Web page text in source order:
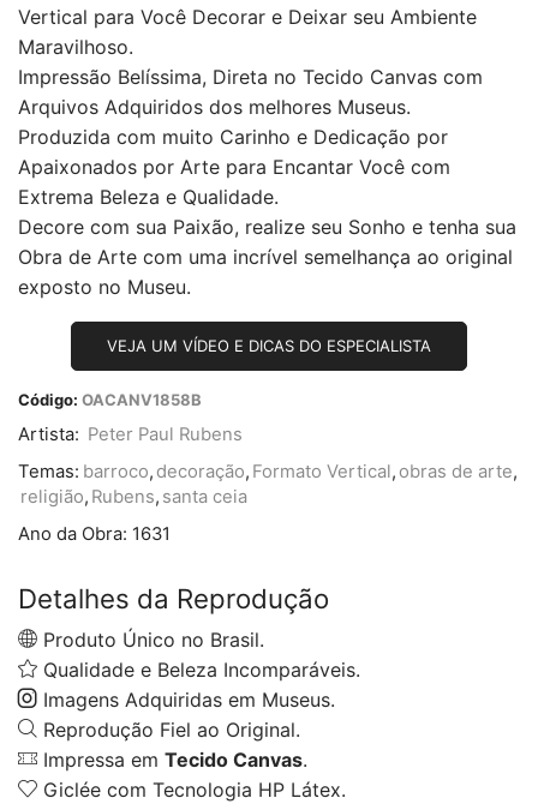
Vertical para Você Decorar e Deixar seu Ambiente
Maravilhoso.
Impressão Belíssima, Direta no Tecido Canvas com
Arquivos Adquiridos dos melhores Museus.
Produzida com muito Carinho e Dedicação por
Apaixonados por Arte para Encantar Você com
Extrema Beleza e Qualidade.
Decore com sua Paixão, realize seu Sonho e tenha sua
Obra de Arte com uma incrível semelhança ao original
exposto no Museu.
VEJA UM VÍDEO E DICAS DO ESPECIALISTA
Código: OACANV1858B
Artista: Peter Paul Rubens
Temas: barroco, decoração, Formato Vertical , obras de arte,
religião, Rubens, santa ceia
Ano da Obra: 1631
Detalhes da Reprodução
Produto Único no Brasil.
Qualidade e Beleza Incomparáveis.
Imagens Adquiridas em Museus.
Reprodução Fiel ao Original.
Impressa em Tecido Canvas.
Giclée com Tecnologia HP Látex.